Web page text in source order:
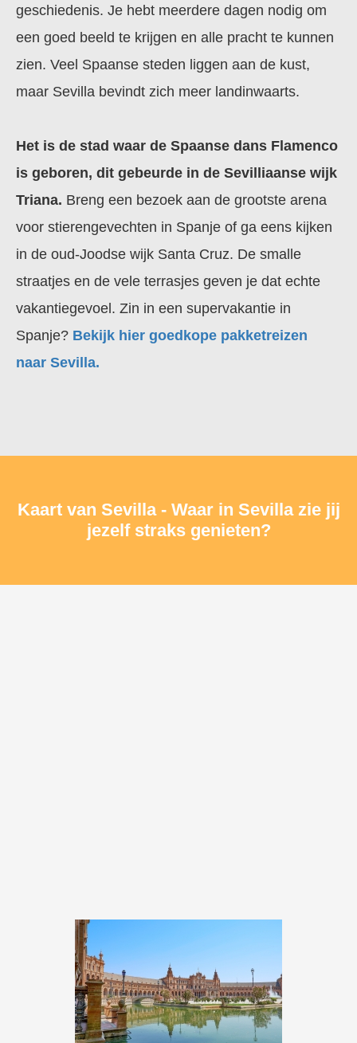
geschiedenis. Je hebt meerdere dagen nodig om
een goed beeld te krijgen en alle pracht te kunnen
zien. Veel Spaanse steden liggen aan de kust,
maar Sevilla bevindt zich meer landinwaarts.
Het is de stad waar de Spaanse dans Flamenco
is geboren, dit gebeurde in de Sevilliaanse wijk
Triana. Breng een bezoek aan de grootste arena
voor stierengevechten in Spanje of ga eens kijken
in de oud-Joodse wijk Santa Cruz. De smalle
straatjes en de vele terrasjes geven je dat echte
vakantiegevoel. Zin in een supervakantie in
Spanje? Bekijk hier goedkope pakketreizen
naar Sevilla.
Kaart van Sevilla - Waar in Sevilla zie jij
jezelf straks genieten?